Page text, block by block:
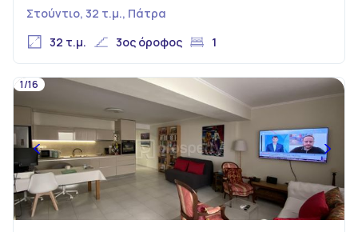
Στούντιο, 32 τ.μ., Πάτρα
32 τ.μ.
3ος όροφος 1
1/16